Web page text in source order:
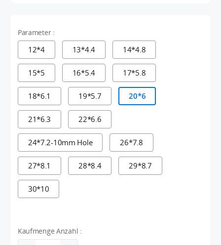
Parameter :
12*4 13*4.4 14*4.8
15*5 16*5.4 17*5.8
18*6.1 19*5.7 20*6
21*6.3 22*6.6
24*7.2-10mm Hole 26*7.8
27*8.1 28*8.4 29*8.7
30*10
Kaufmenge Anzahl :